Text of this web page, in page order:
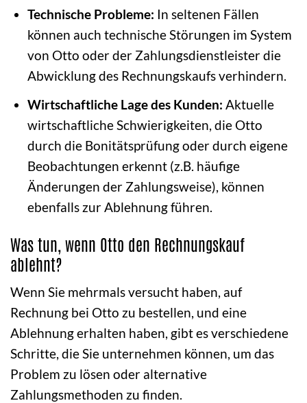
Technische Probleme: In seltenen Fällen
können auch technische Störungen im System
von Otto oder der Zahlungsdienstleister die
Abwicklung des Rechnungskaufs verhindern.
Wirtschaftliche Lage des Kunden: Aktuelle
wirtschaftliche Schwierigkeiten, die Otto
durch die Bonitätsprüfung oder durch eigene
Beobachtungen erkennt (z.B. häufige
Änderungen der Zahlungsweise), können
ebenfalls zur Ablehnung führen.
Was tun, wenn Otto den Rechnungskauf
ablehnt?
Wenn Sie mehrmals versucht haben, auf
Rechnung bei Otto zu bestellen, und eine
Ablehnung erhalten haben, gibt es verschiedene
Schritte, die Sie unternehmen können, um das
Problem zu lösen oder alternative
Zahlungsmethoden zu finden.